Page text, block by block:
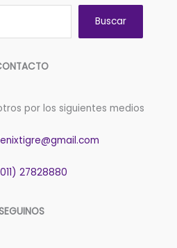
Buscar
por los siguientes medios
27828880
SEGUINOS